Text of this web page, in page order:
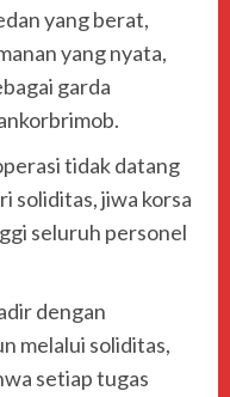
yang berat,
yang nyata,
garda
tidak datang
soliditas, jiwa korsa
seluruh personel
dengan
melalui soliditas,
setiap tugas